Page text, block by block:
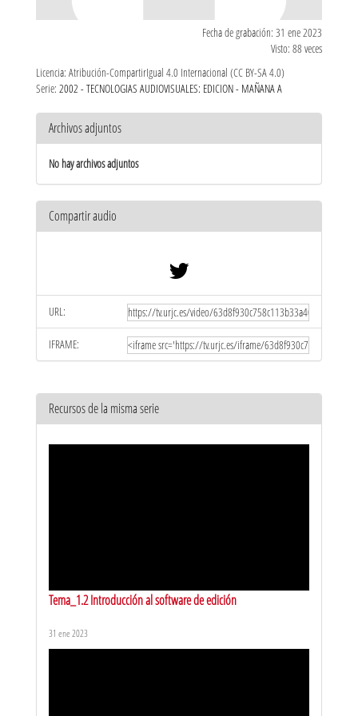
Fecha de grabación: 31 ene 2023
Visto: 88 veces
Licencia: Atribución-CompartirIgual 4.0 Internacional (CC BY-SA 4.0)
Serie: 2002 - TECNOLOGIAS AUDIOVISUALES: EDICION - MAÑANA A
Archivos adjuntos
No hay archivos adjuntos
Compartir audio
URL:
IFRAME:
Recursos de la misma serie
Tema_1.2 Introducción al software de edición
31 ene 2023